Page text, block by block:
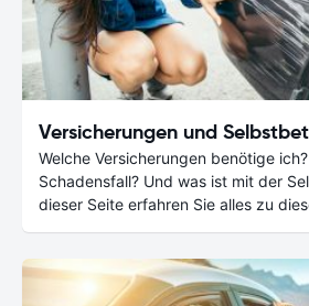
Versicherungen und
Welche Versicherungen benötige
Schadensfall? Und was ist mit der
dieser Seite erfahren Sie alles zu